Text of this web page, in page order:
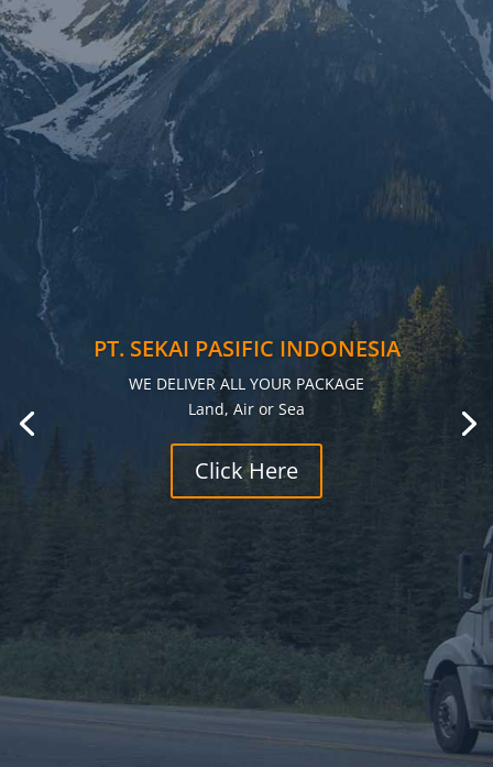
PT. SEKAI PASIFIC INDONESIA
WE DELIVER ALL YOUR PACKAGE
Land, Air or Sea
Click Here